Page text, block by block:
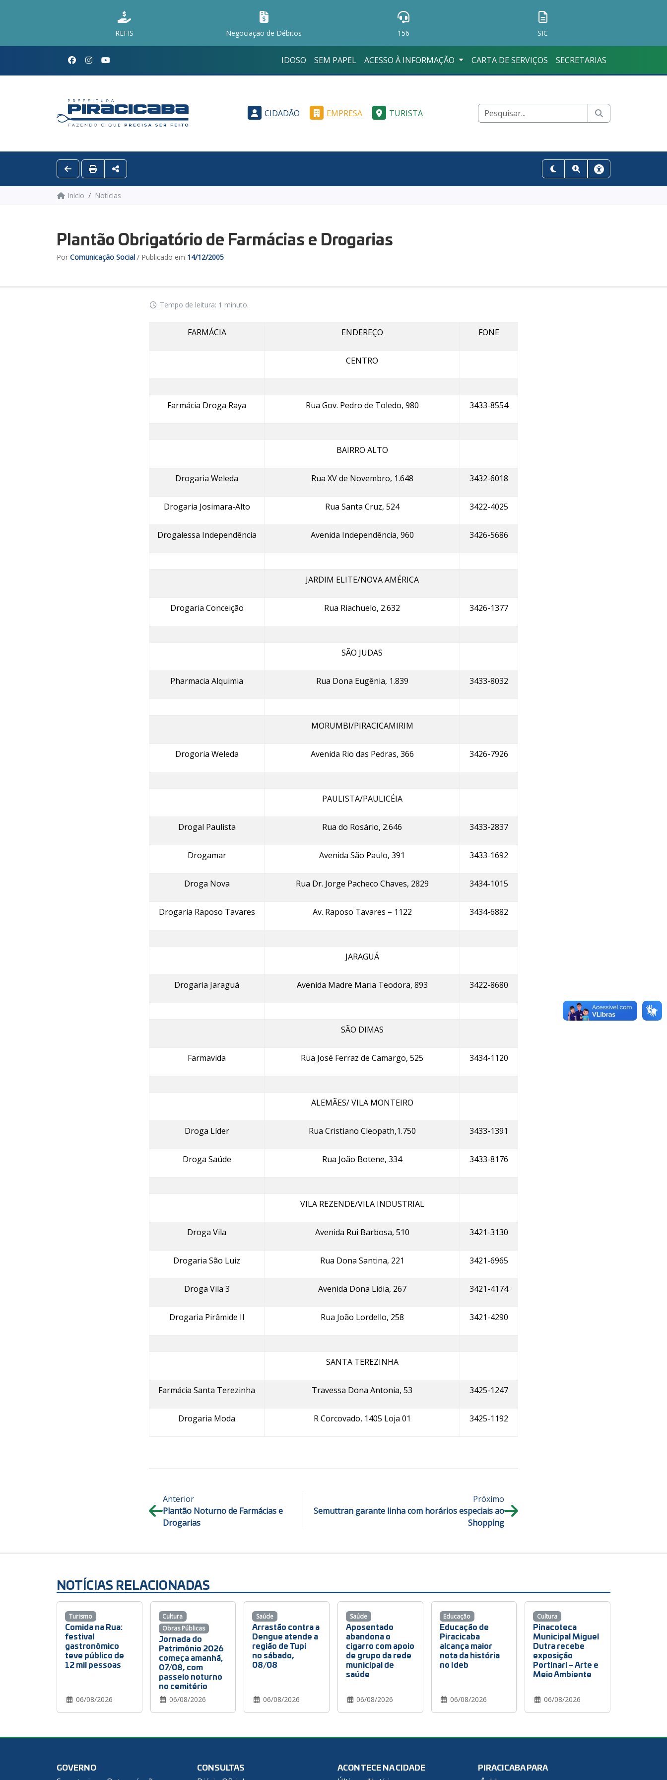
REFIS Negociação de Débitos 156 SIC
IDOSO SEM PAPEL ACESSO À INFORMAÇÃO CARTA DE SERVIÇOS SECRETARIAS
CIDADÃO EMPRESA TURISTA
Início Notícias
Plantão Obrigatório de Farmácias e Drogarias
Por Comunicação Social / Publicado em 14/12/2005
Tempo de leitura: 1 minuto.
FARMÁCIA ENDEREÇO FONE
CENTRO
Farmácia Droga Raya Rua Gov. Pedro de Toledo, 980 3433-8554
BAIRRO ALTO
Drogaria Weleda Rua XV de Novembro, 1.648 3432-6018
Drogaria Josimara-Alto Rua Santa Cruz, 524 3422-4025
Drogalessa Independência Avenida Independência, 960 3426-5686
JARDIM ELITE/NOVA AMÉRICA
Drogaria Conceição Rua Riachuelo, 2.632 3426-1377
SÃO JUDAS
Pharmacia Alquimia Rua Dona Eugênia, 1.839 3433-8032
MORUMBI/PIRACICAMIRIM
Drogoria Weleda Avenida Rio das Pedras, 366 3426-7926
PAULISTA/PAULICÉIA
Drogal Paulista Rua do Rosário, 2.646 3433-2837
Drogamar Avenida São Paulo, 391 3433-1692
Droga Nova Rua Dr. Jorge Pacheco Chaves, 2829 3434-1015
Drogaria Raposo Tavares Av. Raposo Tavares – 1122 3434-6882
JARAGUÁ
Drogaria Jaraguá Avenida Madre Maria Teodora, 893 3422-8680
SÃO DIMAS
Farmavida Rua José Ferraz de Camargo, 525 3434-1120
ALEMÃES/ VILA MONTEIRO
Droga Líder Rua Cristiano Cleopath,1.750 3433-1391
Droga Saúde Rua João Botene, 334 3433-8176
VILA REZENDE/VILA INDUSTRIAL
Droga Vila Avenida Rui Barbosa, 510 3421-3130
Drogaria São Luiz Rua Dona Santina, 221 3421-6965
Droga Vila 3 Avenida Dona Lídia, 267 3421-4174
Drogaria Pirâmide II Rua João Lordello, 258 3421-4290
SANTA TEREZINHA
Farmácia Santa Terezinha Travessa Dona Antonia, 53 3425-1247
Drogaria Moda R Corcovado, 1405 Loja 01 3425-1192
Anterior
Plantão Noturno de Farmácias e
Drogarias
Próximo
Semuttran garante linha com horários especiais ao
Shopping
NOTÍCIAS RELACIONADAS
Comida na Rua:
festival
gastronômico
teve público de
12 mil pessoas
06/08/2026
Turismo
Jornada do
Patrimônio 2026
começa amanhã,
07/08, com
passeio noturno
no cemitério
06/08/2026
Cultura
Obras Públicas
Arrastão contra a
Dengue atende a
região de Tupi
no sábado,
08/08
06/08/2026
Saúde
Aposentado
abandona o
cigarro com apoio
de grupo da rede
municipal de
saúde
06/08/2026
Saúde
Educação de
Piracicaba
alcança maior
nota da história
no Ideb
06/08/2026
Educação
Pinacoteca
Municipal Miguel
Dutra recebe
exposição
Portinari – Arte e
Meio Ambiente
06/08/2026
Cultura
GOVERNO CONSULTAS ACONTECE NA CIDADE PIRACICABA PARA